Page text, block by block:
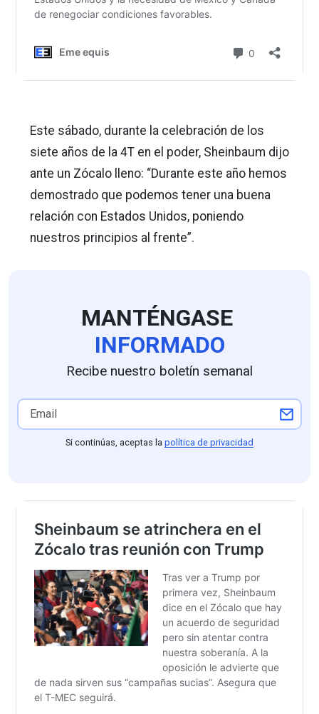
Este sábado, durante la celebración de los
siete años de la 4T en el poder, Sheinbaum dijo
ante un Zócalo lleno: “Durante este año hemos
demostrado que podemos tener una buena
relación con Estados Unidos, poniendo
nuestros principios al frente”.
MANTÉNGASE
INFORMADO
Recibe nuestro boletín semanal
Si continúas, aceptas la política de privacidad